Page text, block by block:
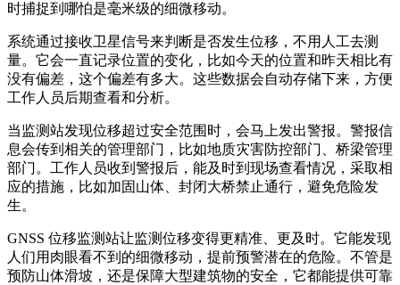
时捕捉到哪怕是毫米级的细微移动。
系统通过接收卫星信号来判断是否发生位移，不用人工去测
量。它会一直记录位置的变化，比如今天的位置和昨天相比有
没有偏差，这个偏差有多大。这些数据会自动存储下来，方便
工作人员后期查看和分析。
当监测站发现位移超过安全范围时，会马上发出警报。警报信
息会传到相关的管理部门，比如地质灾害防控部门、桥梁管理
部门。工作人员收到警报后，能及时到现场查看情况，采取相
应的措施，比如加固山体、封闭大桥禁止通行，避免危险发
生。
GNSS 位移监测站让监测位移变得更精准、更及时。它能发现
人们用肉眼看不到的细微移动，提前预警潜在的危险。不管是
预防山体滑坡，还是保障大型建筑物的安全，它都能提供可靠